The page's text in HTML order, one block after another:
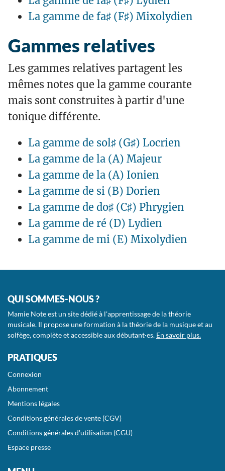
La gamme de fa♯ (F♯) Mixolydien
Gammes relatives
Les gammes relatives partagent les
mêmes notes que la gamme courante
mais sont construites à partir d'une
tonique différente.
La gamme de sol♯ (G♯) Locrien
La gamme de la (A) Majeur
La gamme de la (A) Ionien
La gamme de si (B) Dorien
La gamme de do♯ (C♯) Phrygien
La gamme de ré (D) Lydien
La gamme de mi (E) Mixolydien
QUI SOMMES-NOUS ?
Mamie Note est un site dédié à l'apprentissage de la théorie
musicale. Il propose une formation à la théorie de la musique et au
solfège, complète et accessible aux débutant·es. En savoir plus.
PRATIQUES
Connexion
Abonnement
Mentions légales
Conditions générales de vente (CGV)
Conditions générales d'utilisation (CGU)
Espace presse